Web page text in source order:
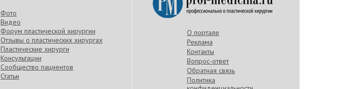
Фото
Видео
Форум пластической хирургии
Отзывы о пластических хирургах
Пластические хирурги
Консультации
Сообщество пациентов
Статьи
О портале
Реклама
Контакты
Вопрос-ответ
Обратная связь
Политика